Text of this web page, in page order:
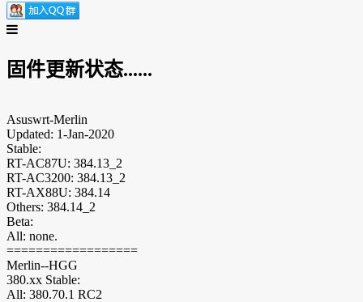
固件更新状态......
Asuswrt-Merlin
Updated: 1-Jan-2020
Stable:
RT-AC87U: 384.13_2
RT-AC3200: 384.13_2
RT-AX88U: 384.14
Others: 384.14_2
Beta:
All: none.
==================
Merlin--HGG
380.xx Stable:
All: 380.70.1 RC2